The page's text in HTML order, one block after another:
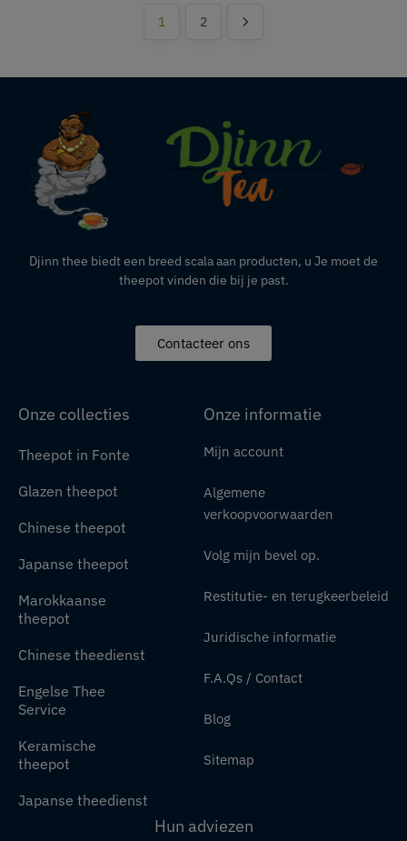
1 2
Djinn thee biedt een breed scala aan producten, u Je moet de
theepot vinden die bij je past.
Contacteer ons
Onze collecties
Theepot in Fonte
Glazen theepot
Chinese theepot
Japanse theepot
Marokkaanse
theepot
Chinese theedienst
Engelse Thee
Service
Keramische
theepot
Japanse theedienst
Onze informatie
Mijn account
Algemene
verkoopvoorwaarden
Volg mijn bevel op.
Restitutie- en terugkeerbeleid
Juridische informatie
F.A.Qs / Contact
Blog
Sitemap
Hun adviezen